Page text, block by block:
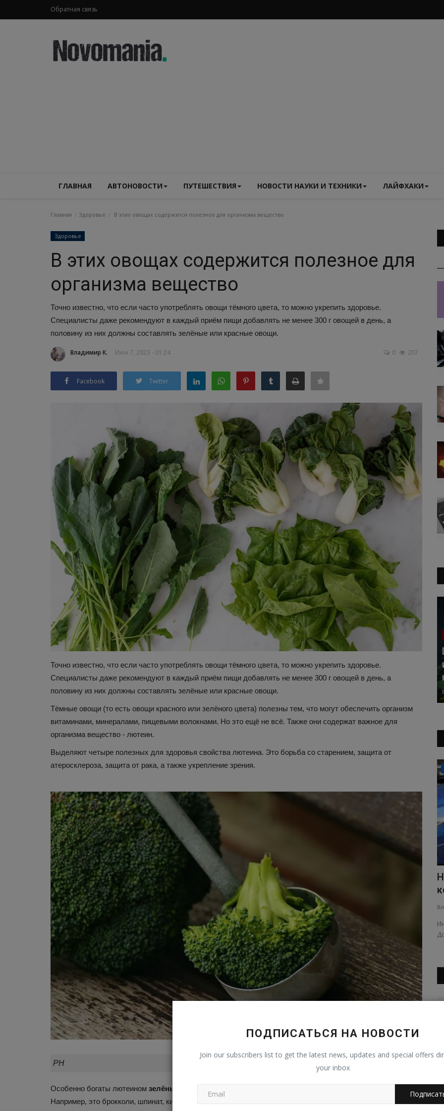
Обратная связь
ГЛАВНАЯ АВТОНОВОСТИ ПУТЕШЕСТВИЯ НОВОСТИ НАУКИ И ТЕХНИКИ ЛАЙФХАКИ
ПОДПИСАТЬСЯ НА НОВОСТИ
Join our subscribers list to get the latest news, updates and special offers
your inbox
Главная Здоровье В этих овощах содержится полезное для организма вещество
Здоровье
В этих овощах содержится полезное для
организма вещество
Точно известно, что если часто употреблять овощи тёмного цвета, то можно укрепить здоровье.
Специалисты даже рекомендуют в каждый приём пищи добавлять не менее 300 г овощей в день, а
половину из них должны составлять зелёные или красные овощи.
Владимир К. Июн 7, 2023 - 01:24 0 207
Facebook Twitter
Точно известно, что если часто употреблять овощи тёмного цвета, то можно укрепить здоровье.
Специалисты даже рекомендуют в каждый приём пищи добавлять не менее 300 г овощей в день, а
половину из них должны составлять зелёные или красные овощи.
Тёмные овощи (то есть овощи красного или зелёного цвета) полезны тем, что могут обеспечить организм
витаминами, минералами, пищевыми волокнами. Но это ещё не всё. Также они содержат важное для
организма вещество - лютеин.
Выделяют четыре полезных для здоровья свойства лютеина. Это борьба со старением, защита от
атеросклероза, защита от рака, а также укрепление зрения.
PH
Особенно богаты лютеином зелёные овощи
Например, это брокколи, шпинат, китайская капуста, спаржа, салат латук и пр.
Путешествия
Россиянка побывала в Египте
и раскрыла истинное отношение...
Владимир К. Ноя 5, 2023
Российская тревел-блогерша Саша Коновалова
побывала в Египте, пообщалась с местным...
Новый Geely оказался реальной
угрозой для Volkswagen Polo...
Владимир К. Авг 7, 2026 0
Компания Geely готовится вывести на рынок Европы
компактный электрокар Geely E2....